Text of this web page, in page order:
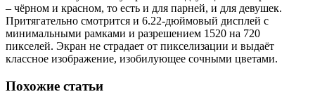
– чёрном и красном, то есть и для парней, и для девушек.
Притягательно смотрится и 6.22-дюймовый дисплей с
минимальными рамками и разрешением 1520 на 720
пикселей. Экран не страдает от пикселизации и выдаёт
классное изображение, изобилующее сочными цветами.
Похожие статьи